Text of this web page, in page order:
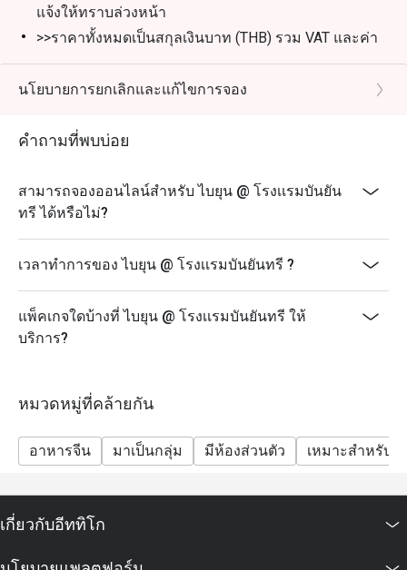
แจ้งให้ทราบล่วงหน้า
>>ราคาทั้งหมดเป็นสกุลเงินบาท (THB) รวม VAT และค่า
บริการแล้ว เว้นแต่จะระบุไว้เป็นกรณีพิเศษ
**บุฟเฟ่ต์ติ่มซำ AYCE** รวมถึงข้าวหรือก๋วยเตี๋ยวหนึ่งจาน
>>ส่วนลดใช้ได้เฉพาะบุฟเฟ่ต์ติ่มซำ AYCE ไม่สามารถใช้
>>นโยบายสำหรับเด็ก: เด็กอายุ 4-11 ปีจะคิดค่าบริการ
ครึ่งราคา (ไม่สามารถใช้ส่วนลด Eatigo กับราคาเด็กได้);
เด็กอายุ 12 ปีขึ้นไปจะถูกคิดค่าบริการในอัตราผู้ใหญ่ปกติ
>>ราคาในช่วงเทศกาลพิเศษและวันหยุดสาธารณะอาจมี
การเปลี่ยนแปลงโดยไม่ต้องแจ้งให้ทราบล่วงหน้า
>>Bai Yun มีการแต่งกายแบบไม่เป็นทางการ (เสื้อผ้ากีฬา
หรือลักษณะการแต่งกายแบบกีฬา รองเท้าแตะ รองเท้า
นโยบายการยกเลิกและแก้ไขการจอง
คำถามที่พบบ่อย
สามารถจองออนไลน์สำหรับ ไบยุน @ โรงเเรมบันยัน
ทรี ได้หรือไม่?
เวลาทำการของ ไบยุน @ โรงเเรมบันยันทรี ?
แพ็คเกจใดบ้างที่ ไบยุน @ โรงเเรมบันยันทรี ให้
บริการ?
หมวดหมู่ที่คล้ายกัน
อาหารจีน มาเป็นกลุ่ม มีห้องส่วนตัว เหมาะสำหรับเ
เกี่ยวกับอีททิโก